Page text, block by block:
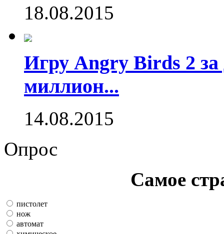
18.08.2015
Игру Angry Birds 2 за
миллион...
14.08.2015
Опрос
Самое
пистолет
нож
автомат